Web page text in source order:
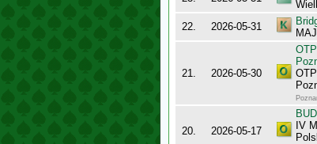
22. 2026-05-31
MAJ
21. 2026-05-30
20. 2026-05-17
IV